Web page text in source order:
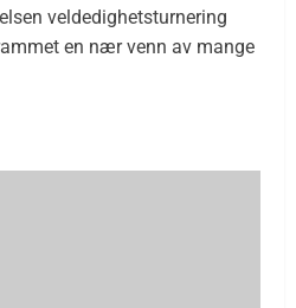
veldedighetsturnering
en nær venn av mange